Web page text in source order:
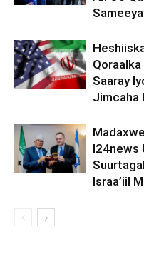
Saaray
Jimcaha
I24news
Israa’iil